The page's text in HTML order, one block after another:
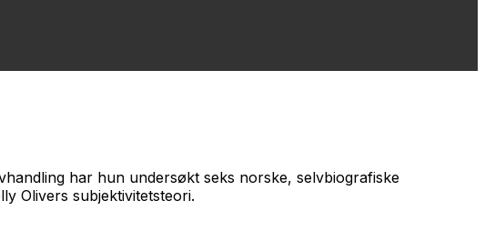
har hun undersøkt seks norske, selvbiografiske
Olivers subjektivitetsteori.